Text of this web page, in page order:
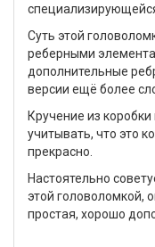
Суть этой
реберными
дополнительные
версии ещё более
Кручение из
учитывать, что это
прекрасно.
Настоятельно
этой головоломкой,
простая, хорошо